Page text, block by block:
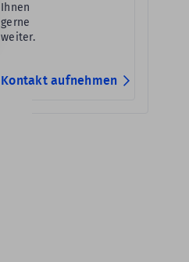
Ihnen
gerne
weiter.
Kontakt aufnehmen